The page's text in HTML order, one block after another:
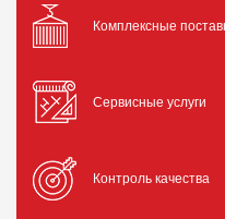
Комплексные
Сервисные услуги
Контроль качества